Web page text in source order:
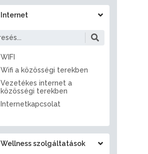
Balatonszőlős
Balf
Ballószög
Balmazújváros
Bánd
Bánk
Barcs
Internet
WIFI
Wifi a közösségi terekben
Vezetékes internet a
közösségi terekben
Internetkapcsolat
Wellness szolgáltatások